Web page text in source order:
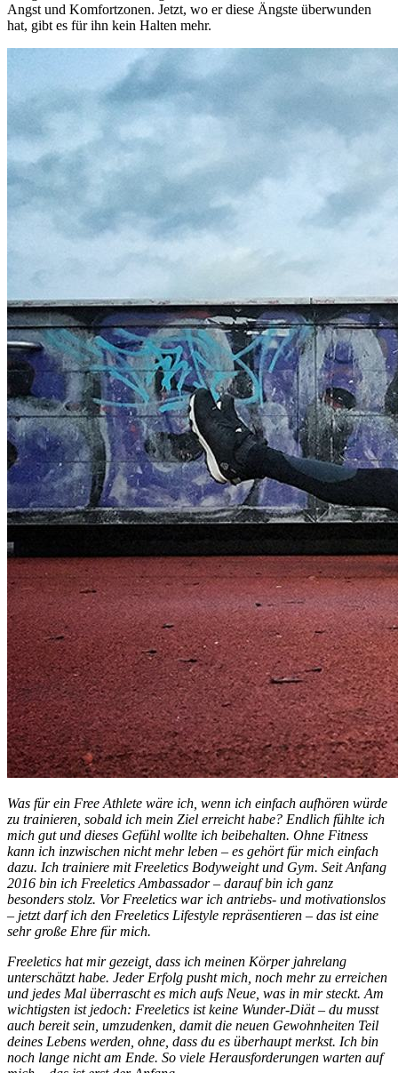
Angst und Komfortzonen. Jetzt, wo er diese Ängste überwunden
hat, gibt es für ihn kein Halten mehr.
Was für ein Free Athlete wäre ich, wenn ich einfach aufhören würde
zu trainieren, sobald ich mein Ziel erreicht habe? Endlich fühlte ich
mich gut und dieses Gefühl wollte ich beibehalten. Ohne Fitness
kann ich inzwischen nicht mehr leben – es gehört für mich einfach
dazu. Ich trainiere mit Freeletics Bodyweight und Gym. Seit Anfang
2016 bin ich Freeletics Ambassador – darauf bin ich ganz
besonders stolz. Vor Freeletics war ich antriebs- und motivationslos
– jetzt darf ich den Freeletics Lifestyle repräsentieren – das ist eine
sehr große Ehre für mich.
Freeletics hat mir gezeigt, dass ich meinen Körper jahrelang
unterschätzt habe. Jeder Erfolg pusht mich, noch mehr zu erreichen
und jedes Mal überrascht es mich aufs Neue, was in mir steckt. Am
wichtigsten ist jedoch: Freeletics ist keine Wunder-Diät – du musst
auch bereit sein, umzudenken, damit die neuen Gewohnheiten Teil
deines Lebens werden, ohne, dass du es überhaupt merkst. Ich bin
noch lange nicht am Ende. So viele Herausforderungen warten auf